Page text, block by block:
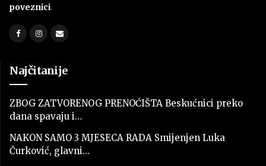
poveznici.
Najčitanije
ZBOG ZATVORENOG PRENOĆIŠTA Beskućnici preko
dana spavaju i…
NAKON SAMO 3 MJESECA RADA Smijenjen Luka
Čurković, glavni…